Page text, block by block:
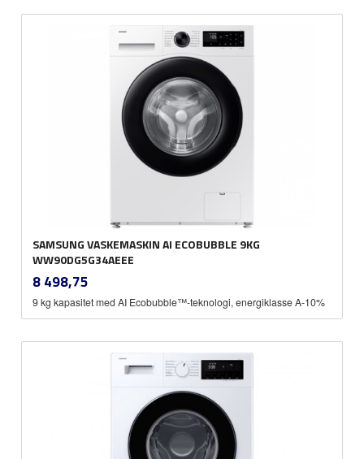
SAMSUNG VASKEMASKIN AI ECOBUBBLE 9KG
WW90DG5G34AEEE
Pris
8 498,75
9 kg kapasitet med AI Ecobubble™-teknologi, energiklasse A-10%